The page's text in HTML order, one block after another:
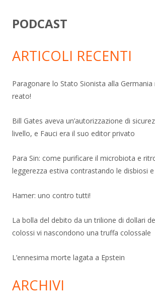
PODCAST
ARTICOLI RECENTI
Paragonare lo Stato Sionista alla
reato!
Bill Gates aveva un’autorizzazione di
livello, e Fauci era il suo editor privato
Para Sin: come purificare il microbiota e
leggerezza estiva contrastando le disbiosi
Hamer: uno contro tutti!
La bolla del debito da un trilione di dollari
colossi vi nascondono una truffa colossale
L’ennesima morte lagata a Epstein
ARCHIVI